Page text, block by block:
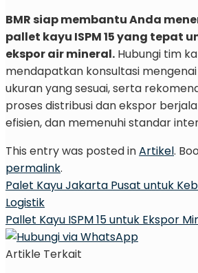
BMR siap membantu Anda
pallet kayu ISPM 15 yang tepat
ekspor air mineral. Hubungi tim
mendapatkan konsultasi
ukuran yang sesuai, serta
proses distribusi dan ekspor
efisien, dan memenuhi standar
This entry was posted inArtikel.
permalink.
Palet Kayu Jakarta Pusat untuk
Logistik
Pallet Kayu ISPM 15 untuk Ekspor
Artikle Terkait